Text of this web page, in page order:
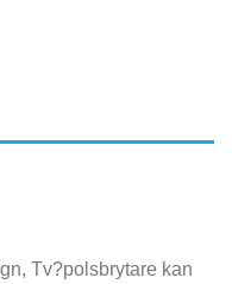
Tv?polsbrytare kan